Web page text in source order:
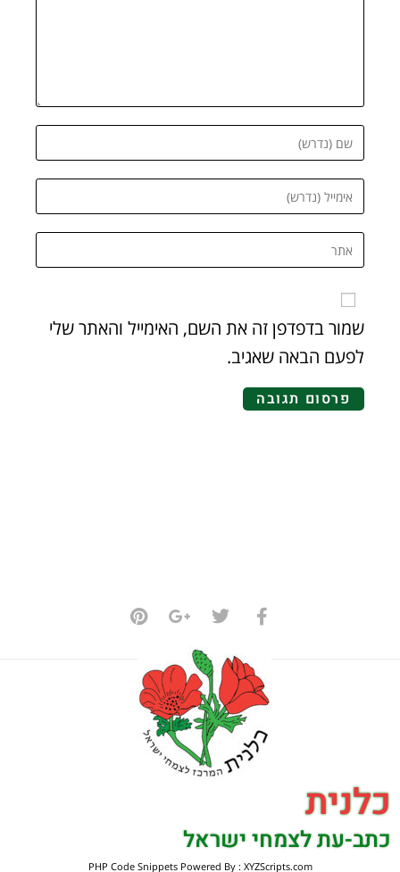
שמור בדפדפן זה את השם, האימייל והאתר שלי
לפעם הבאה שאגיב.
כלנית
כתב-עת לצמחי ישראל
PHP Code SnippetsPowered By : XYZScripts.com